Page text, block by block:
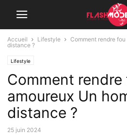
Accueil Lifestyle
Comment rendre
distance ?
Lifestyle
Comment rendre
amoureux Un
distance ?
25 juin 2024